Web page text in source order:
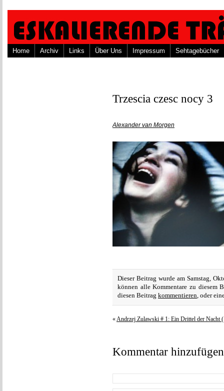
Home Archiv Links Über Uns Impressum Sehtagebücher
Trzescia czesc nocy 3
Alexander van Morgen
Dieser Beitrag wurde am Samstag,
können alle Kommentare zu diesem
diesen Beitrag kommentieren, oder
«Andrzej Zulawski # 1: Ein Drittel der Nacht
Kommentar hinzufügen